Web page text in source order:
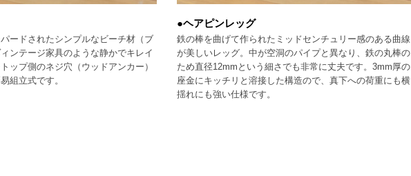
ードされたシンプルなビーチ材（ブ
ンテージ家具のような静かでキレイ
ップ側のネジ穴（ウッドアンカー）
組立式です。
●ヘアピンレッグ
鉄の棒を曲げて作られたミッドセンチュリー感のある曲線
が美しいレッグ。中が空洞のパイプと異なり、鉄の丸棒の
ため直径12mmという細さでも非常に丈夫です。3mm厚の
座金にキッチリと溶接した構造ので、真下への荷重にも横
揺れにも強い仕様です。